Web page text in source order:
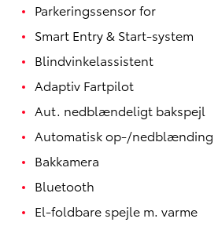
Parkeringssensor for
Smart Entry & Start-system
Blindvinkelassistent
Adaptiv Fartpilot
Aut. nedblændeligt bakspejl
Automatisk op-/nedblænding
Bakkamera
Bluetooth
El-foldbare spejle m. varme